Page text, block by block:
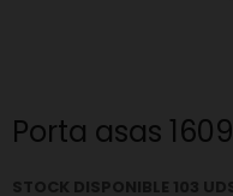
Porta asas 1609